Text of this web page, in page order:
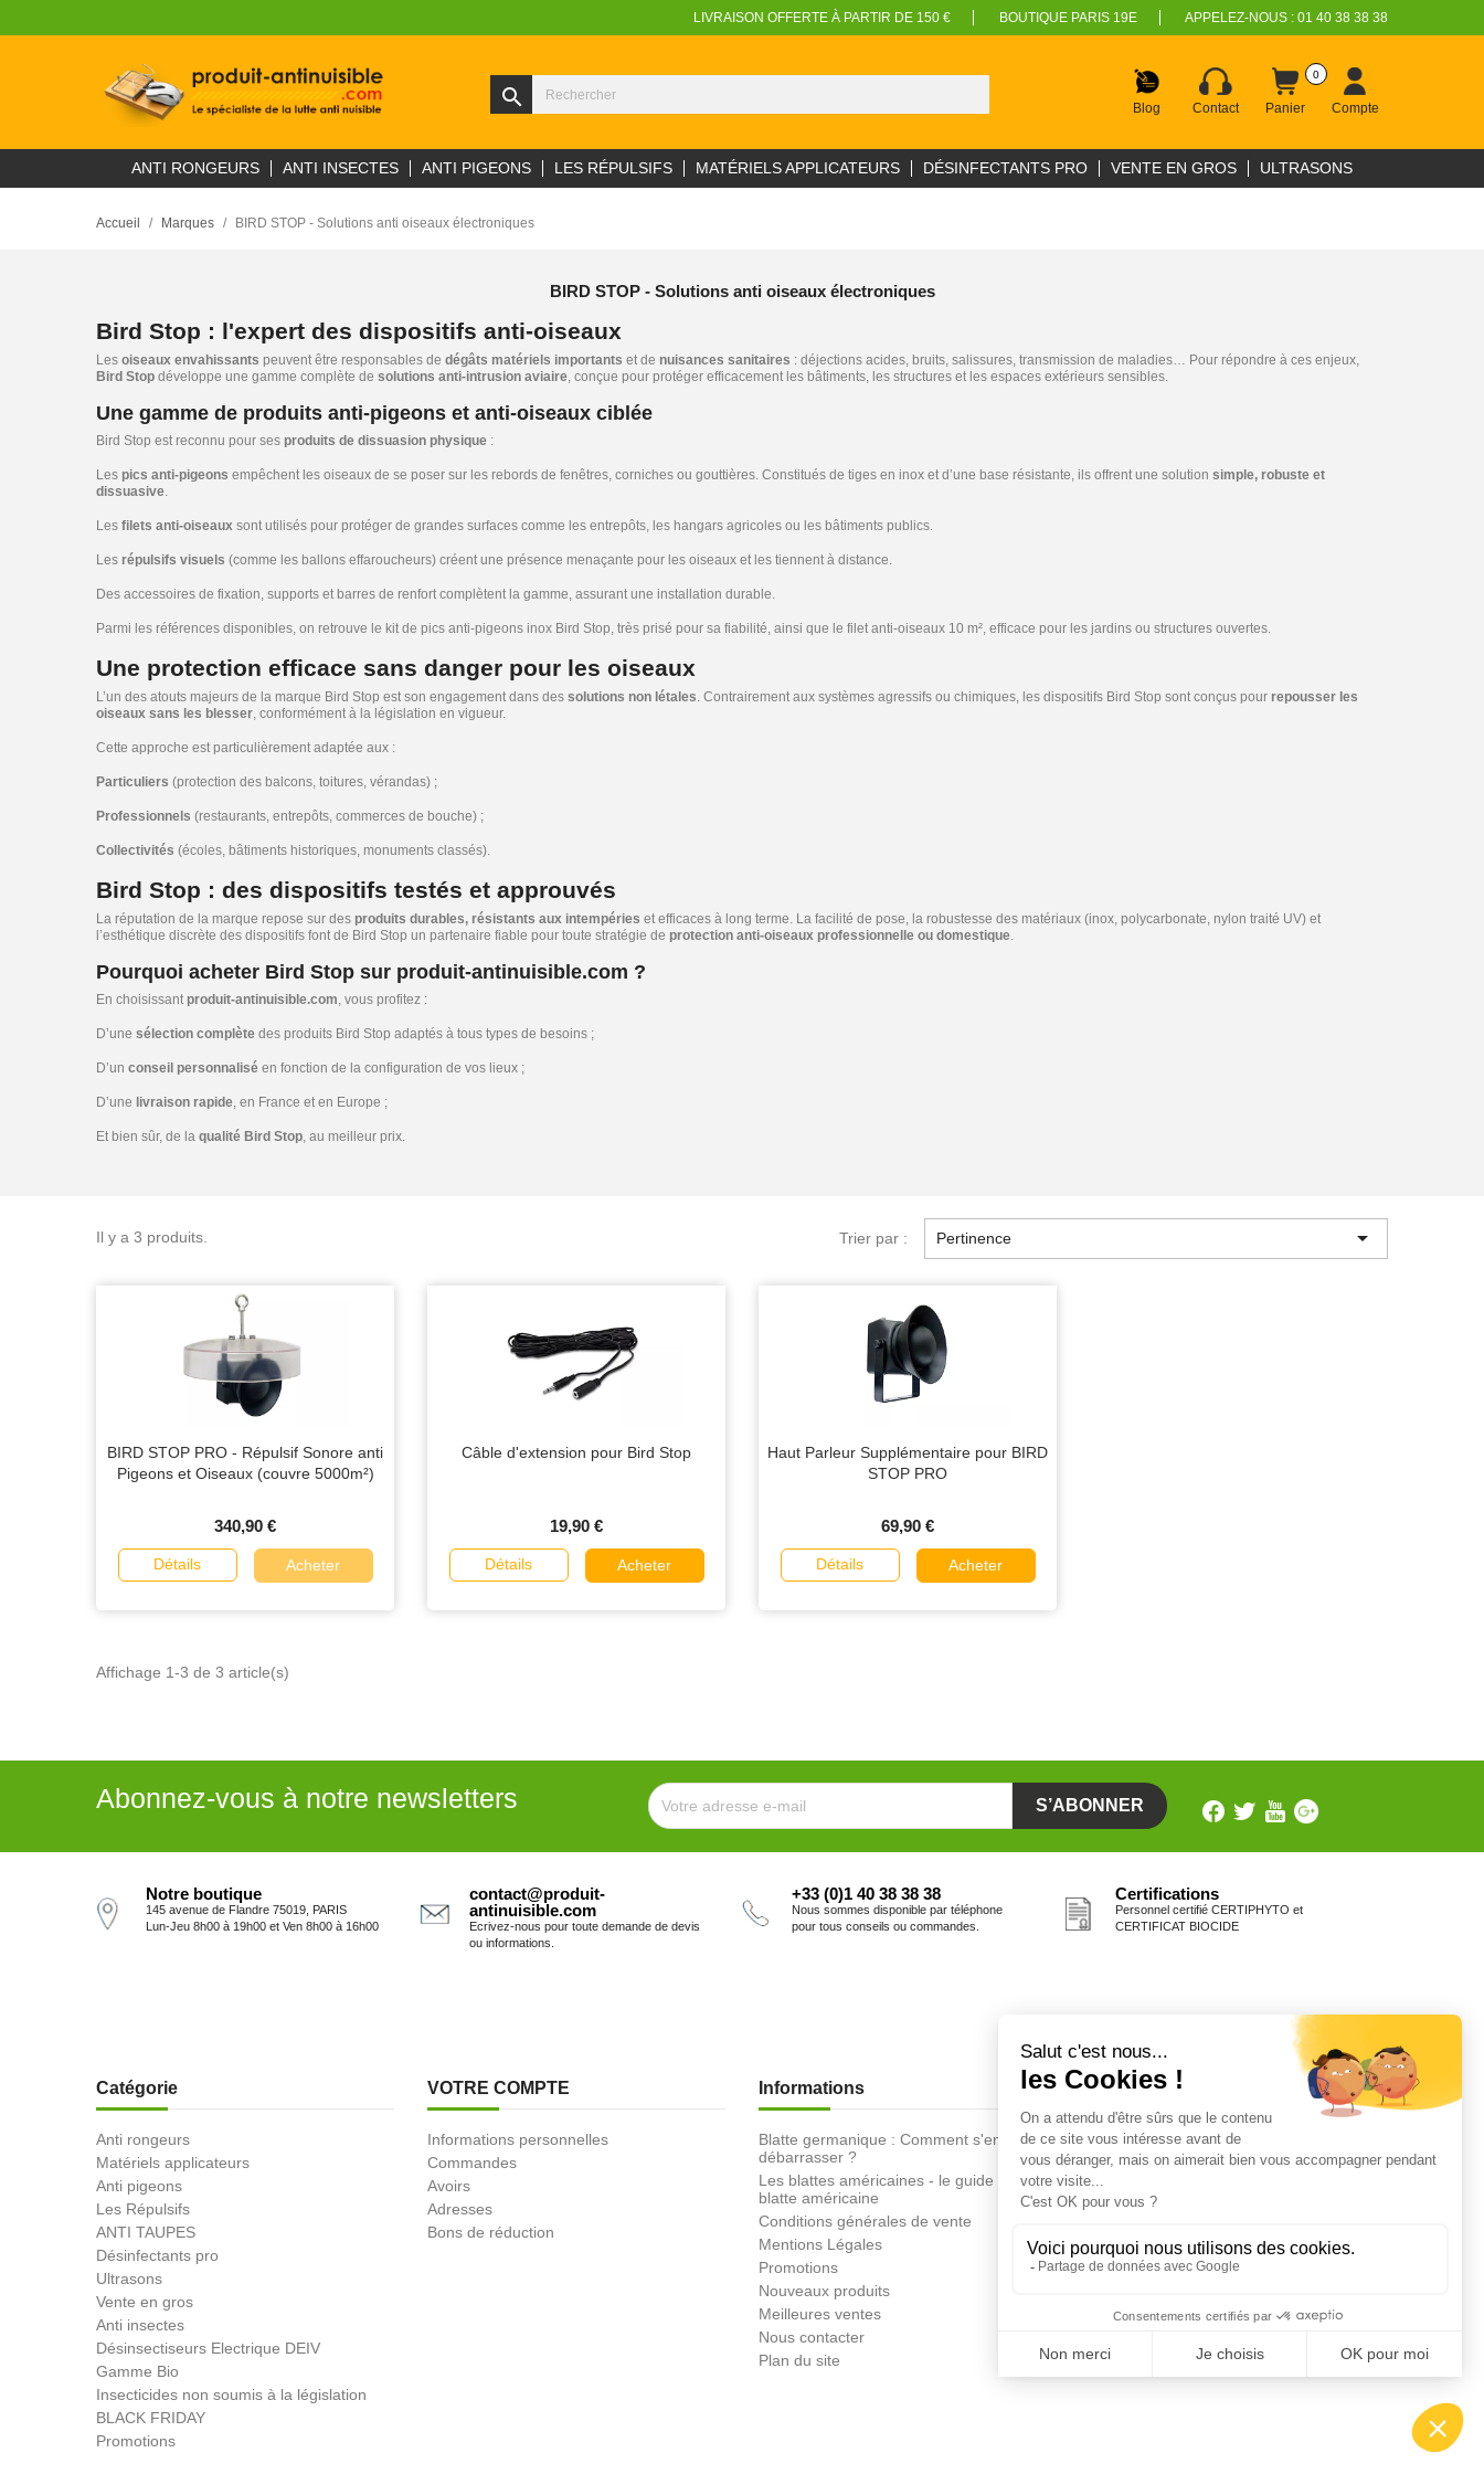
LIVRAISON OFFERTE À PARTIR DE 150 € BOUTIQUE PARIS 19E APPELEZ-NOUS : 01 40 38 38 38
search Blog Contact Panier
0
Compte
ANTI RONGEURS ANTI INSECTES ANTI PIGEONS LES RÉPULSIFS MATÉRIELS APPLICATEURS DÉSINFECTANTS PRO VENTE EN GROS ULTRASONS
Accueil Marques BIRD STOP - Solutions anti oiseaux électroniques
BIRD STOP - Solutions anti oiseaux électroniques
Bird Stop : l'expert des dispositifs anti-oiseaux
Les oiseaux envahissants peuvent être responsables de dégâts matériels importants et de nuisances sanitaires : déjections acides, bruits, salissures, transmission de maladies… Pour répondre à ces enjeux,
Bird Stop développe une gamme complète de solutions anti-intrusion aviaire, conçue pour protéger efficacement les bâtiments, les structures et les espaces extérieurs sensibles.
Une gamme de produits anti-pigeons et anti-oiseaux ciblée
Bird Stop est reconnu pour ses produits de dissuasion physique :
Les pics anti-pigeons empêchent les oiseaux de se poser sur les rebords de fenêtres, corniches ou gouttières. Constitués de tiges en inox et d’une base résistante, ils offrent une solution simple, robuste et
dissuasive.
Les filets anti-oiseaux sont utilisés pour protéger de grandes surfaces comme les entrepôts, les hangars agricoles ou les bâtiments publics.
Les répulsifs visuels (comme les ballons effaroucheurs) créent une présence menaçante pour les oiseaux et les tiennent à distance.
Des accessoires de fixation, supports et barres de renfort complètent la gamme, assurant une installation durable.
Parmi les références disponibles, on retrouve le kit de pics anti-pigeons inox Bird Stop, très prisé pour sa fiabilité, ainsi que le filet anti-oiseaux 10 m², efficace pour les jardins ou structures ouvertes.
Une protection efficace sans danger pour les oiseaux
L’un des atouts majeurs de la marque Bird Stop est son engagement dans des solutions non létales. Contrairement aux systèmes agressifs ou chimiques, les dispositifs Bird Stop sont conçus pour repousser les
oiseaux sans les blesser, conformément à la législation en vigueur.
Cette approche est particulièrement adaptée aux :
Particuliers (protection des balcons, toitures, vérandas) ;
Professionnels (restaurants, entrepôts, commerces de bouche) ;
Collectivités (écoles, bâtiments historiques, monuments classés).
Bird Stop : des dispositifs testés et approuvés
La réputation de la marque repose sur des produits durables, résistants aux intempéries et efficaces à long terme. La facilité de pose, la robustesse des matériaux (inox, polycarbonate, nylon traité UV) et
l’esthétique discrète des dispositifs font de Bird Stop un partenaire fiable pour toute stratégie de protection anti-oiseaux professionnelle ou domestique.
Pourquoi acheter Bird Stop sur produit-antinuisible.com ?
En choisissant produit-antinuisible.com, vous profitez :
D’une sélection complète des produits Bird Stop adaptés à tous types de besoins ;
D’un conseil personnalisé en fonction de la configuration de vos lieux ;
D’une livraison rapide, en France et en Europe ;
Et bien sûr, de la qualité Bird Stop, au meilleur prix.
Il y a 3 produits. Trier par : Pertinence 
BIRD STOP PRO - Répulsif Sonore anti
Pigeons et Oiseaux (couvre 5000m²)
340,90 €
Détails Acheter
Câble d'extension pour Bird Stop
19,90 €
Détails Acheter
Haut Parleur Supplémentaire pour BIRD
STOP PRO
69,90 €
Détails Acheter
Affichage 1-3 de 3 article(s)
Abonnez-vous à notre newsletters
Notre boutique
145 avenue de Flandre 75019, PARIS
Lun-Jeu 8h00 à 19h00 et Ven 8h00 à 16h00
contact@produit-
antinuisible.com
Ecrivez-nous pour toute demande de devis
ou informations.
+33 (0)1 40 38 38 38
Nous sommes disponible par téléphone
pour tous conseils ou commandes.
Certifications
Personnel certifié CERTIPHYTO et
CERTIFICAT BIOCIDE
Catégorie
Anti rongeurs
Matériels applicateurs
Anti pigeons
Les Répulsifs
ANTI TAUPES
Désinfectants pro
Ultrasons
Vente en gros
Anti insectes
Désinsectiseurs Electrique DEIV
Gamme Bio
Insecticides non soumis à la législation
BLACK FRIDAY
Promotions
VOTRE COMPTE
Informations personnelles
Commandes
Avoirs
Adresses
Bons de réduction
Informations
Blatte germanique : Comment s'en
débarrasser ?
Les blattes américaines - le guide de la
blatte américaine
Conditions générales de vente
Mentions Légales
Promotions
Nouveaux produits
Meilleures ventes
Nous contacter
Plan du site
Fiches conseils
Insecte
Rongeurs